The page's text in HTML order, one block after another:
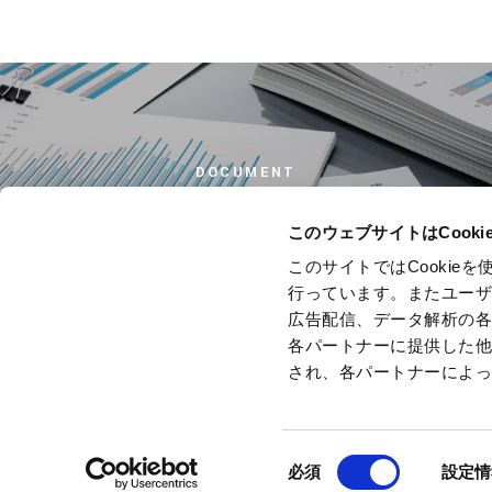
このウェブサイトは
このサイトではCookieを
行っています。またユー
広告配信、データ解析の
各パートナーに提供した
され、各パートナーによ
意
必須 設定
DOCUMENT
当
Copyright © Ryoden Corporation All rights reserved.